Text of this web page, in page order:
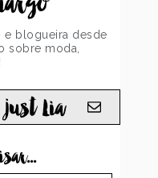
e blogueira desde
sobre moda,
Lia